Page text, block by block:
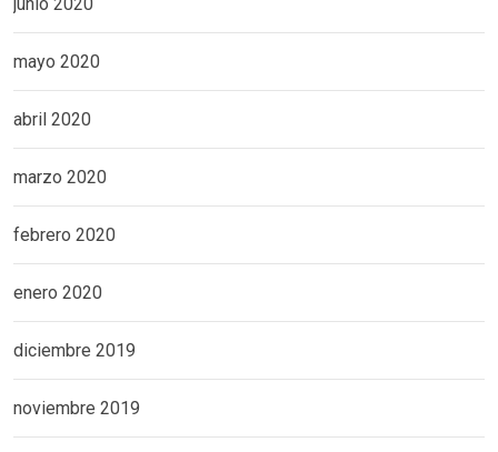
junio 2020
mayo 2020
abril 2020
marzo 2020
febrero 2020
enero 2020
diciembre 2019
noviembre 2019